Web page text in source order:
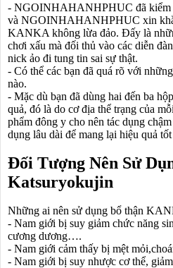
- NGOINHAHANHPHUC đã kiểm
và NGOINHAHANHPHUC xin
KANKA không lừa đảo. Đấy là
chơi xấu mà đối thủ vào các diễn
nick ảo đi tung tin sai sự thật.
- Có thể các bạn đã quá rõ với
nào.
- Mặc dù bạn đã dùng hai đến ba
quả, đó là do cơ địa thể trạng của
phẩm đông y cho nên tác dụng
dụng lâu dài để mang lại hiệu quả
Đối Tượng Nên Sử
Katsuryokujin
Những ai nên sử dụng bổ thận
- Nam giới bị suy giảm chức năng
cương dương….
- Nam giới cảm thấy bị mệt
- Nam giới bị suy nhược cơ thể,